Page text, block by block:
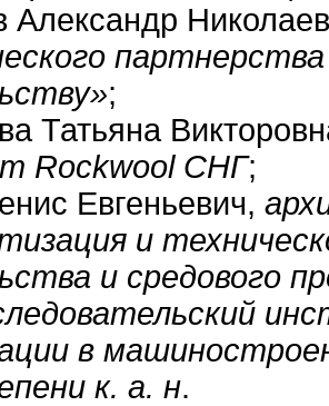
;
Татьяна
Rockwool СНГ;
Евгеньевич,
и
и средового
в
к. а. н.